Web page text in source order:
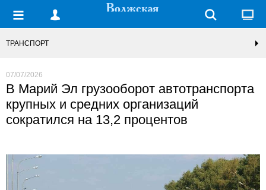
ТРАНСПОРТ
07/07/2026
В Марий Эл грузооборот автотранспорта
крупных и средних организаций
сократился на 13,2 процентов